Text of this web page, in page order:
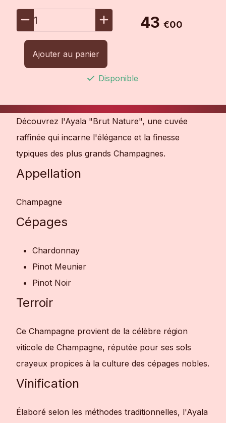
1 43 €00
Ajouter au panier
Disponible
Découvrez l'Ayala "Brut Nature", une cuvée
raffinée qui incarne l'élégance et la finesse
typiques des plus grands Champagnes.
Appellation
Champagne
Cépages
Chardonnay
Pinot Meunier
Pinot Noir
Terroir
Ce Champagne provient de la célèbre région
viticole de Champagne, réputée pour ses sols
crayeux propices à la culture des cépages nobles.
Vinification
Élaboré selon les méthodes traditionnelles, l'Ayala